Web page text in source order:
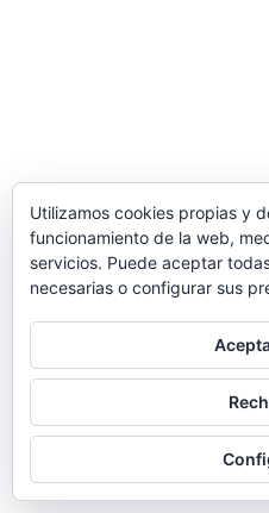
Utilizamos cookies propias y
funcionamiento de la web,
servicios. Puede aceptar
necesarias o configurar sus